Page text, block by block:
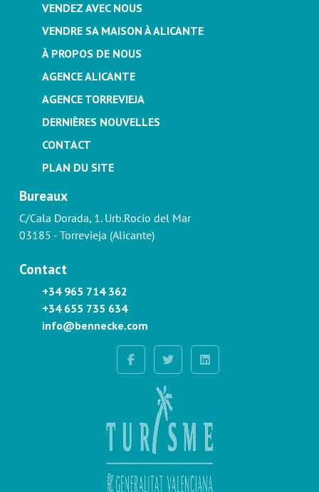
VENDEZ AVEC NOUS
VENDRE SA MAISON À ALICANTE
À PROPOS DE NOUS
AGENCE ALICANTE
AGENCE TORREVIEJA
DERNIÈRES NOUVELLES
CONTACT
PLAN DU SITE
Bureaux
C/Cala Dorada, 1. Urb.Rocío del Mar
03185 - Torrevieja (Alicante)
Contact
+34 965 714 362
+34 655 735 634
info@bennecke.com